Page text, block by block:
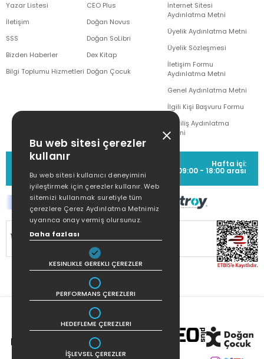
Yazar Listesi
İletişim
SSS
Bizden Haberler
Bilgi Toplumu Hizmetleri
CEO Plus
Doğan Novus
Doğan SoLibri
Dex Kitap
Doğan Çocuk
İnternet Sitesi
Aydınlatma Metni
Üyelik Aydınlatma Metni
Üyelik Sözleşmesi
İletişim Formu
Aydınlatma Metni
Genel Aydınlatma Metni
İlgili Kişi Başvuru Formu
Çekiliş Aydınlatma
Metni
MÜŞTERİ HİZMETLERİ
(0212) 373 77 00
Hafta içi:
09:00 - 18:00 arası
SİTEMİZ
KORUNMAKTADIR.
Bu web sitesi çerezler
kullanır
Bu web sitesi kullanıcı deneyimini
iyileştirmek için çerezler kullanır. Web
sitemizi kullanmak suretiyle tüm
çerezlere Çerez Aydınlatma Metnimiz
uyarınca onay vermiş olursunuz.
Daha fazlası
KESINLIKLE GEREKLI ÇEREZLER
PERFORMANS ÇEREZLERI
HEDEFLEME ÇEREZLERI
İŞLEVSEL ÇEREZLER